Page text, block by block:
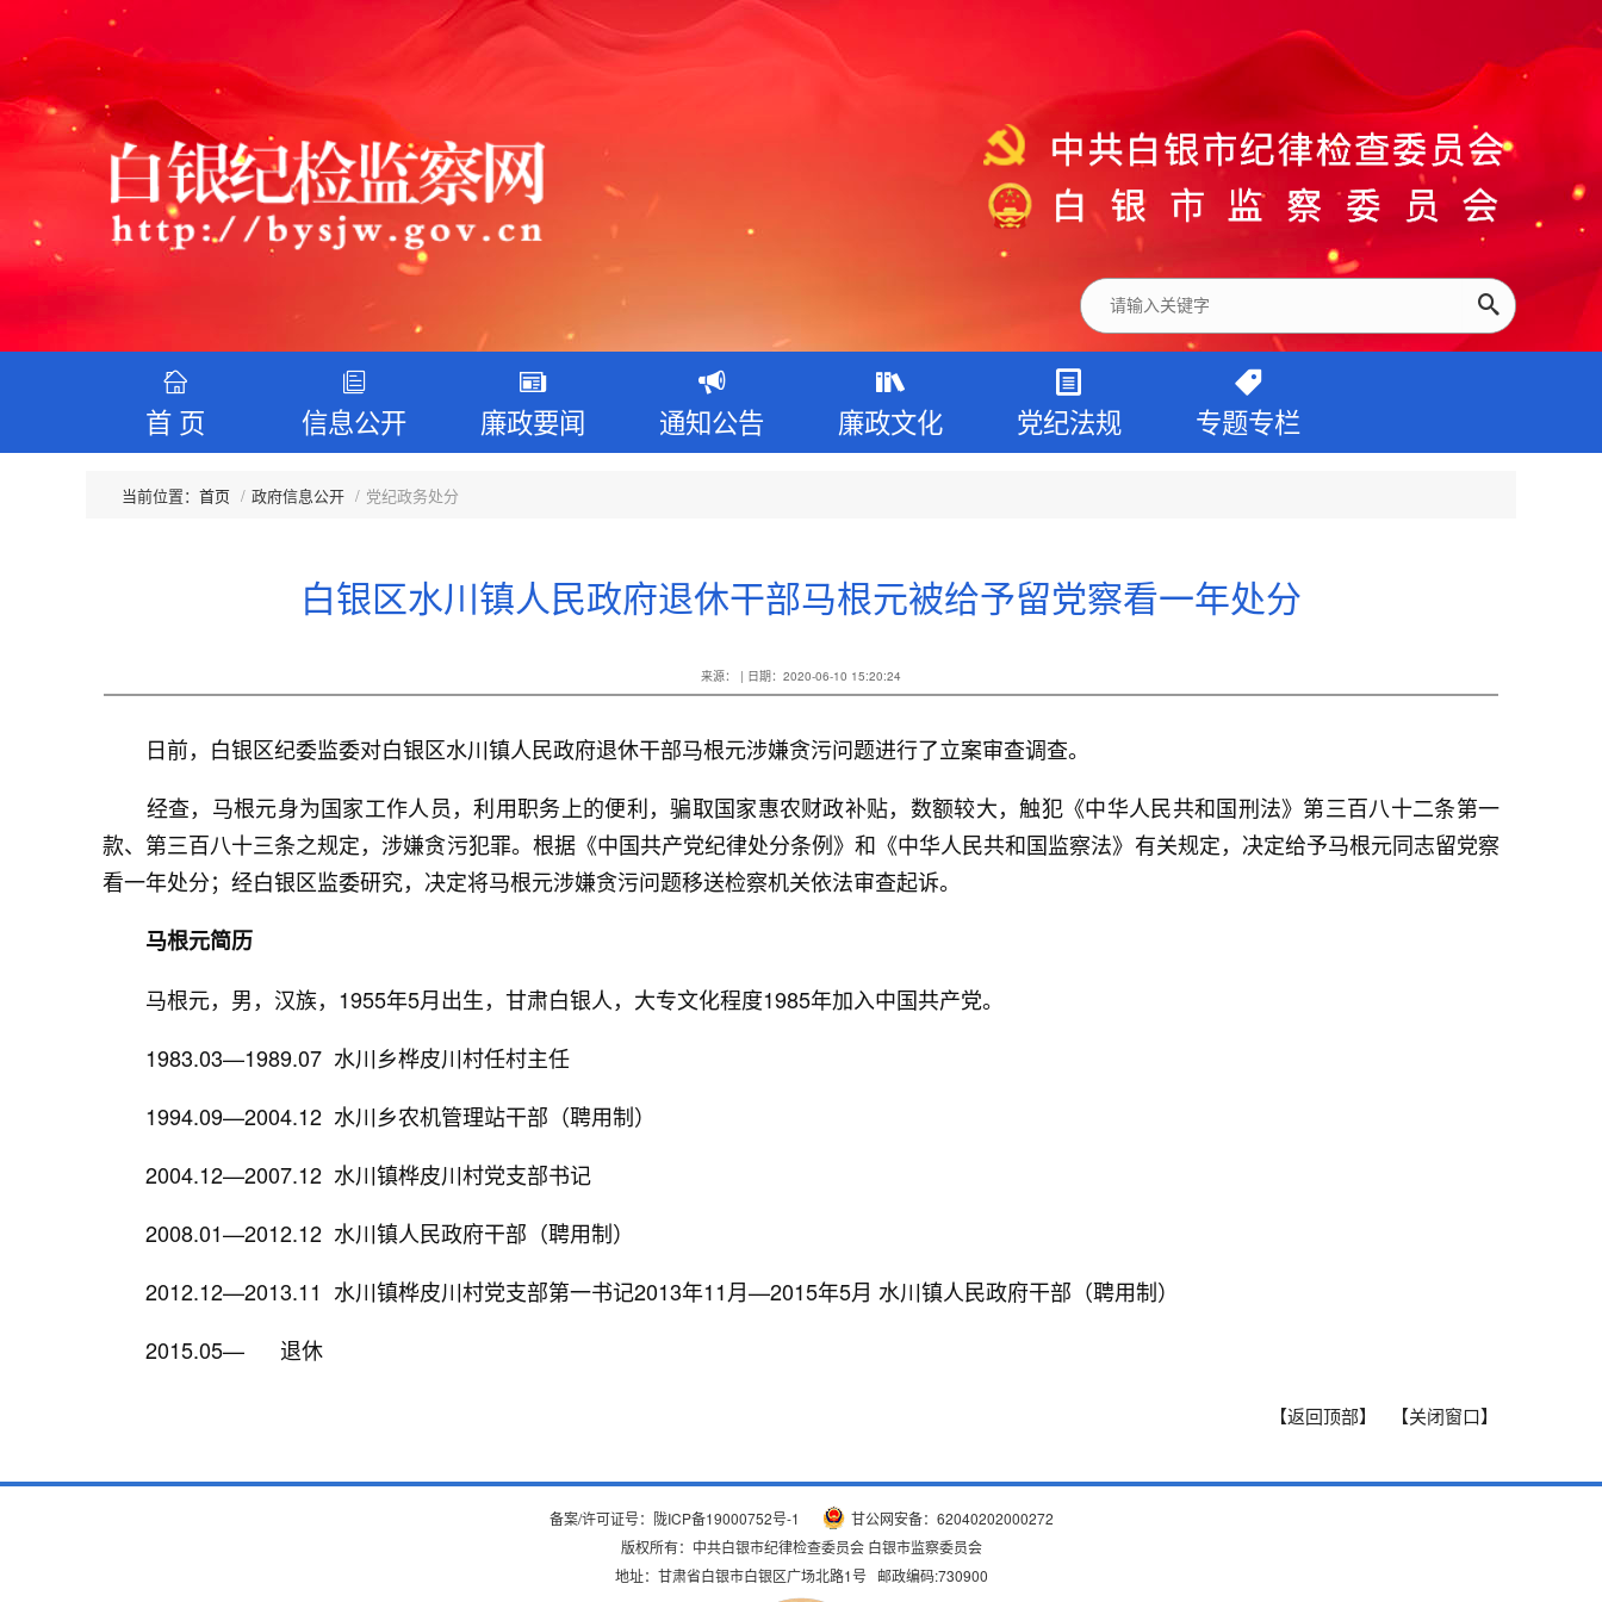
首 页 信息公开 廉政要闻 通知公告 廉政文化 党纪法规 专题专栏
首页 政府信息公开 党纪政务处分
白银区水川镇人民政府退休干部马根元被给予留党察看一年处分
来源： | 日期：2020-06-10 15:20:24
日前，白银区纪委监委对白银区水川镇人民政府退休干部马根元涉嫌贪污问题进行了立案审查调查。
经查，马根元身为国家工作人员，利用职务上的便利，骗取国家惠农财政补贴，数额较大，触犯《中华人民共和国刑法》第三百八十二条第一
款、第三百八十三条之规定，涉嫌贪污犯罪。根据《中国共产党纪律处分条例》和《中华人民共和国监察法》有关规定，决定给予马根元同志留党察
看一年处分；经白银区监委研究，决定将马根元涉嫌贪污问题移送检察机关依法审查起诉。
马根元简历
马根元，男，汉族，1955年5月出生，甘肃白银人，大专文化程度1985年加入中国共产党。
1983.03—1989.07 水川乡桦皮川村任村主任
1994.09—2004.12 水川乡农机管理站干部（聘用制）
2004.12—2007.12 水川镇桦皮川村党支部书记
2008.01—2012.12 水川镇人民政府干部（聘用制）
2012.12—2013.11 水川镇桦皮川村党支部第一书记2013年11月—2015年5月 水川镇人民政府干部（聘用制）
2015.05— 退休
【返回顶部】 【关闭窗口】
备案/许可证号： 陇ICP备19000752号-1
甘公网安备：62040202000272
版权所有：中共白银市纪律检查委员会 白银市监察委员会
地址：甘肃省白银市白银区广场北路1号 邮政编码:730900